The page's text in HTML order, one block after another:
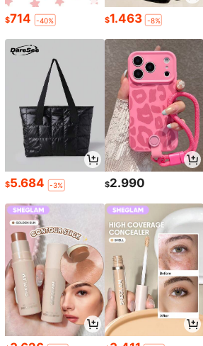
$714 -40% $1.463 -8%
$5.684 -3% $2.990